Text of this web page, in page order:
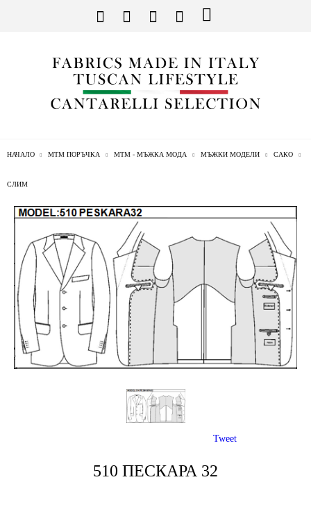
НАЧАЛО МТМ ПОРЪЧКА МТМ - МЪЖКА МОДА МЪЖКИ МОДЕЛИ САКО
СЛИМ
510 ПЕСКАРА 32
Tweet